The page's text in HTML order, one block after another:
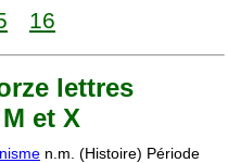
16
lettres
et X
n.m. (Histoire) Période